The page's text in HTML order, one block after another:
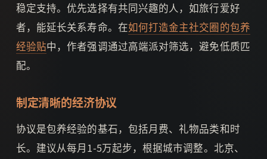
稳定支持。优先选择有共同兴趣的人，如旅行爱好
者，能延长关系寿命。在如何打造金主社交圈的包养
经验贴中，作者强调通过高端派对筛选，避免低质匹
配。
制定清晰的经济协议
协议是包养经验的基石，包括月费、礼物品类和时
长。建议从每月1-5万起步，根据城市调整。北京、